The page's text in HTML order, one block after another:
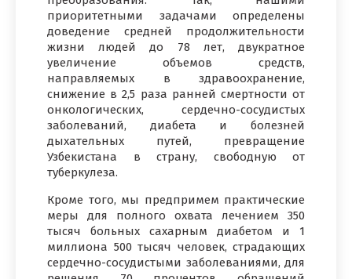
приоритетными задачами определены
доведение средней продолжительности
жизни людей до 78 лет, двукратное
увеличение объемов средств,
направляемых в здравоохранение,
снижение в 2,5 раза ранней смертности от
онкологических, сердечно-сосудистых
заболеваний, диабета и болезней
дыхательных путей, превращение
Узбекистана в страну, свободную от
туберкулеза.
Кроме того, мы предпримем практические
меры для полного охвата лечением 350
тысяч больных сахарным диабетом и 1
миллиона 500 тысяч человек, страдающих
сердечно-сосудистыми заболеваниями, для